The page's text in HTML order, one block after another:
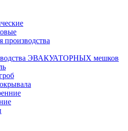
ЭВАКУАТОРНЫХ мешков